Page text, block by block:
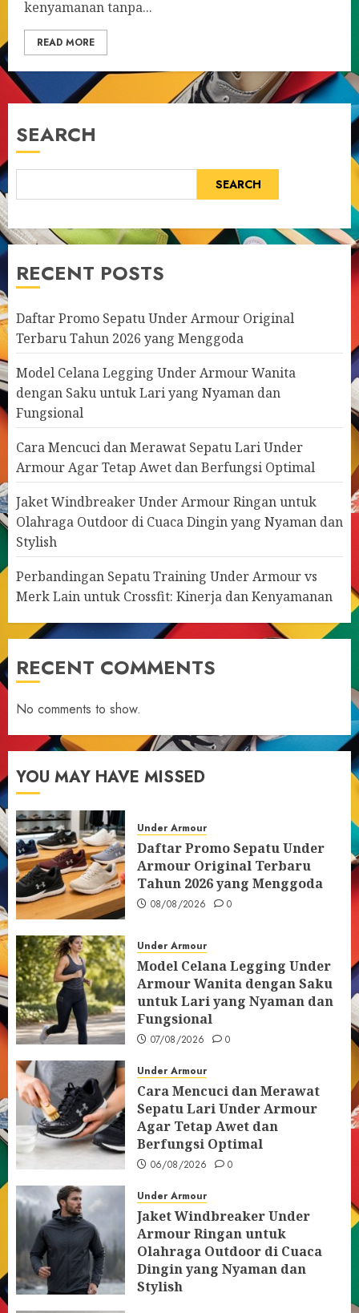
kenyamanan tanpa...
READ MORE
SEARCH
SEARCH
RECENT POSTS
Daftar Promo Sepatu Under Armour Original
Terbaru Tahun 2026 yang Menggoda
Model Celana Legging Under Armour Wanita
dengan Saku untuk Lari yang Nyaman dan
Fungsional
Cara Mencuci dan Merawat Sepatu Lari Under
Armour Agar Tetap Awet dan Berfungsi Optimal
Jaket Windbreaker Under Armour Ringan untuk
Olahraga Outdoor di Cuaca Dingin yang Nyaman dan
Stylish
Perbandingan Sepatu Training Under Armour vs
Merk Lain untuk Crossfit: Kinerja dan Kenyamanan
RECENT COMMENTS
No comments to show.
YOU MAY HAVE MISSED
Under Armour
Daftar Promo Sepatu Under
Armour Original Terbaru
Tahun 2026 yang Menggoda
08/08/2026 0
Under Armour
Model Celana Legging Under
Armour Wanita dengan Saku
untuk Lari yang Nyaman dan
Fungsional
07/08/2026 0
Under Armour
Cara Mencuci dan Merawat
Sepatu Lari Under Armour
Agar Tetap Awet dan
Berfungsi Optimal
06/08/2026 0
Under Armour
Jaket Windbreaker Under
Armour Ringan untuk
Olahraga Outdoor di Cuaca
Dingin yang Nyaman dan
Stylish